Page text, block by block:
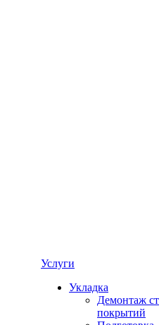
Услуги
Укладка
Демонтаж
покрытий